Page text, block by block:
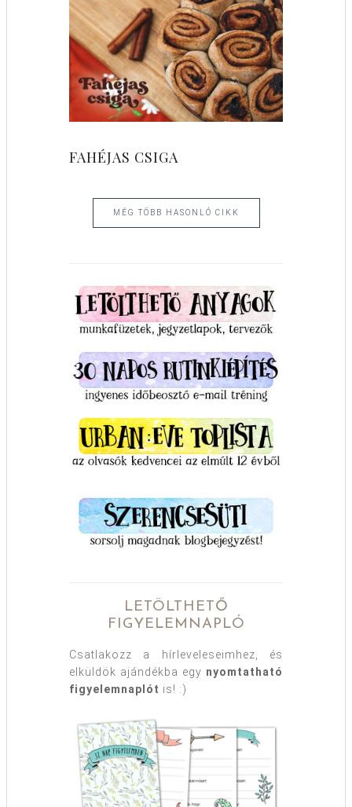
FAHÉJAS CSIGA
MÉG TÖBB HASONLÓ CIKK
LETÖLTHETŐ
FIGYELEMNAPLÓ
Csatlakozz a hírleveleseimhez, és
elküldök ajándékba egy nyomtatható
figyelemnaplót is! :)